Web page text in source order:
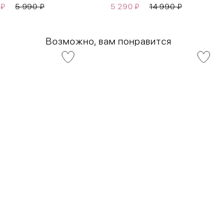
₽ 5 990₽ 5 290₽ 14 990₽
Возможно, вам понравится